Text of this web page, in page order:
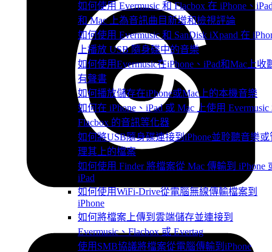
如何使用 Evermusic 和 Flacbox 在 iPhone、
和 Mac 上為音訊曲目新增和檢視評論
如何使用 Evermusic 和 SanDisk iXpand 在
上播放 USB 隨身碟中的音樂
如何使用Evermusic在iPhone、iPad和Mac上收
有聲書
如何播放儲存在iPhone或Mac上的本機音樂
如何在 iPhone、iPad 或 Mac 上使用 Evermusic
Flacbox 的音訊等化器
如何將USB隨身碟連接到iPhone並聆聽音樂或
理其上的檔案
如何使用 Finder 將檔案從 Mac 傳輸到 iPhone
iPad
如何使用WiFi-Drive從電腦無線傳輸檔案到
iPhone
如何將檔案上傳到雲端儲存並連接到
Evermusic、Flacbox 或 Evertag
使用SMB協議將檔案從電腦傳輸到iPhone